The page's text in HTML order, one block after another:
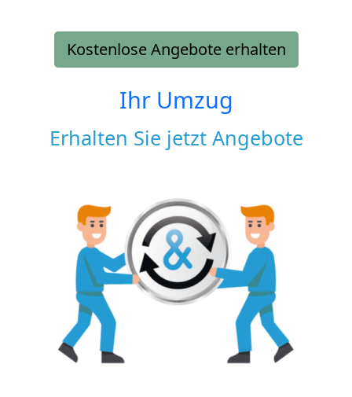
Kostenlose Angebote erhalten
Ihr Umzug
Erhalten Sie jetzt Angebote